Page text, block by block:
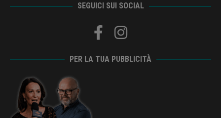
SEGUICI SUI SOCIAL
PER LA TUA PUBBLICITÀ